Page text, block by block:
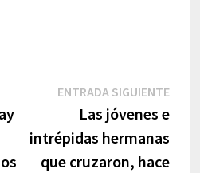
ENTRADA SIGUIENTE
Las jóvenes e
intrépidas hermanas
que cruzaron, hace